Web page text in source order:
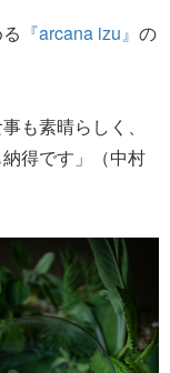
『arcana izu』 の
も素晴らしく、
得です」（中村